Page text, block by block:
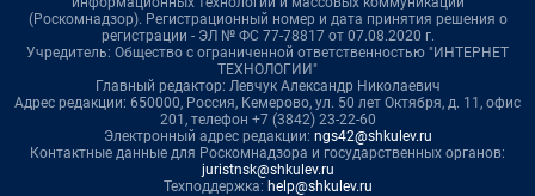
(Роскомнадзор). Регистрационный номер и дата принятия решения о
регистрации - ЭЛ № ФС 77-78817 от 07.08.2020 г.
Учредитель: Общество с ограниченной ответственностью "ИНТЕРНЕТ
ТЕХНОЛОГИИ"
Главный редактор: Левчук Александр Николаевич
Адрес редакции: 650000, Россия, Кемерово, ул. 50 лет Октября, д. 11, офис
201, телефон +7 (3842) 23-22-60
Электронный адрес редакции: ngs42@shkulev.ru
Контактные данные для Роскомнадзора и государственных органов:
juristnsk@shkulev.ru
Техподдержка: help@shkulev.ru